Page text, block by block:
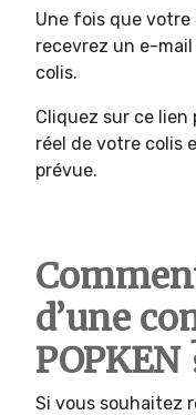
Une fois que votre
recevrez un e-
colis.
Cliquez sur ce lien
réel de votre colis
prévue.
d’une
POPKEN
Si vous souhaitez